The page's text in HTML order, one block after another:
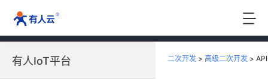
有人IoT平台 二次开发 > 高级二次开发 >